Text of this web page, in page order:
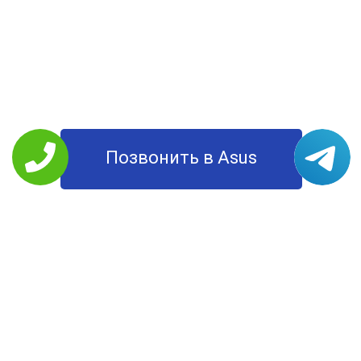
Позвонить в Asus